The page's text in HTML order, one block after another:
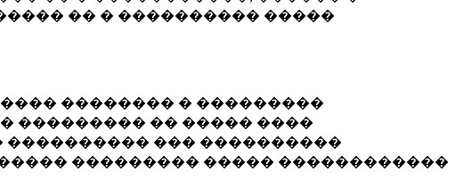
�� � ���������� �����
�������� � ���������
��������� �� ����� ����
���������� ��� ����������
��������� ����� ������������